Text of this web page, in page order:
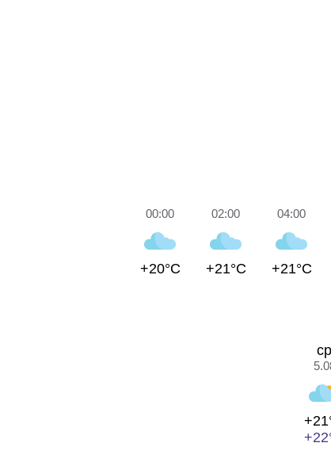
00:00
+20°C
02:00
+21°C
04:00
+21°C
ср